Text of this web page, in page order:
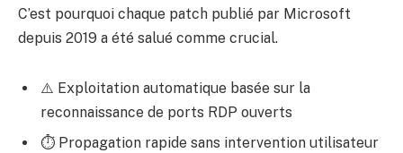
C’est pourquoi chaque patch publié par Microsoft
depuis 2019 a été salué comme crucial.
⚠️ Exploitation automatique basée sur la
reconnaissance de ports RDP ouverts
⏱ Propagation rapide sans intervention utilisateur